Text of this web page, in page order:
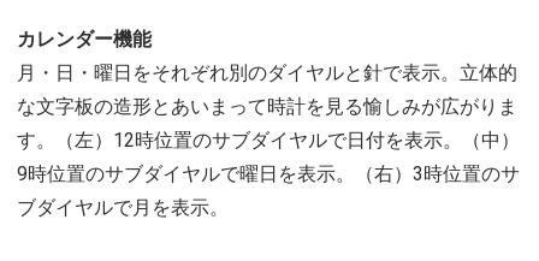
カレンダー機能
月・日・曜日をそれぞれ別のダイヤルと針で表示。立体的
な文字板の造形とあいまって時計を見る愉しみが広がりま
す。（左）12時位置のサブダイヤルで日付を表示。（中）
9時位置のサブダイヤルで曜日を表示。（右）3時位置のサ
ブダイヤルで月を表示。